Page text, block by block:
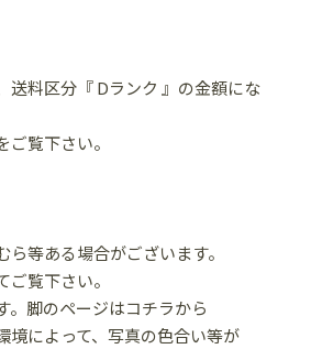
送料区分『 Dランク 』の金額にな
覧下さい。
等ある場合がございます。
覧下さい。
脚のページはコチラから
によって、写真の色合い等が